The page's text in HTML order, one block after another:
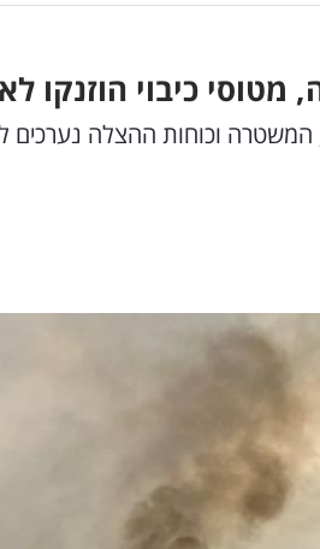
כיבוי הוזנקו
וכוחות ההצלה נערכים